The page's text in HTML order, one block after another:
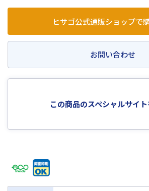
使いいただけるシリーズです。
レーザプリンタ・インクジェットプリンタ・コ
を選ばずお使いいただけます。
ヒサゴ公式通販ショップで
お問い合わせ
この商品のスペシャルサイ